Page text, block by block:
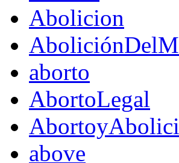
Abolicion
aborto
AbortoLegal
above